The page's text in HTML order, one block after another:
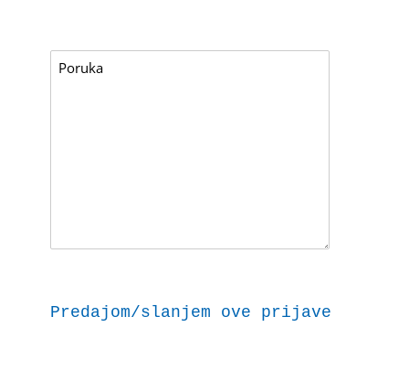
Predajom/slanjem ove prijave